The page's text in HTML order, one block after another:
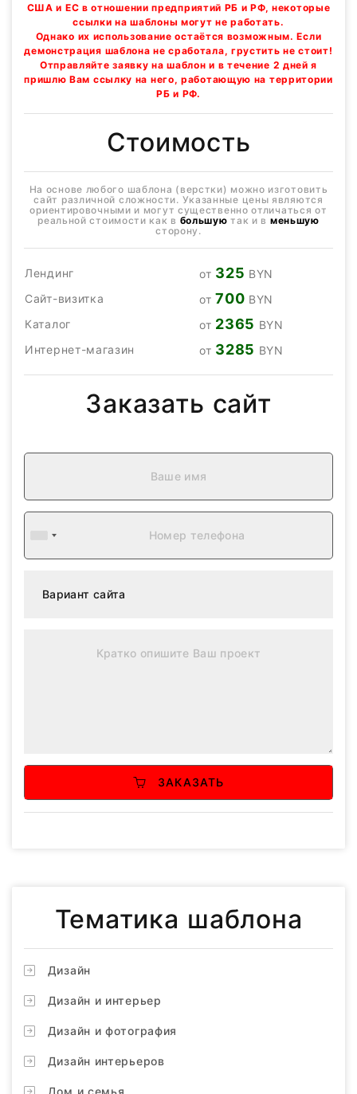
США и ЕС в отношении предприятий РБ и РФ, некоторые
ссылки на шаблоны могут не работать.
Однако их использование остаётся возможным. Если
демонстрация шаблона не сработала, грустить не стоит!
Отправляйте заявку на шаблон и в течение 2 дней я
пришлю Вам ссылку на него, работающую на территории
РБ и РФ.
Стоимость
На основе любого шаблона (верстки) можно изготовить
сайт различной сложности. Указанные цены являются
ориентировочными и могут существенно отличаться от
реальной стоимости как в большую так и в меньшую
сторону.
Лендинг от 325 BYN
Сайт-визитка
от700 BYN
Каталог
от 2365 BYN
Интернет-магазин
от 3285 BYN
Заказать сайт
ЗАКАЗАТЬ
Тематика шаблона
Дизайн
Дизайн и интерьер
Дизайн и фотография
Дизайн интерьеров
Дом и семья